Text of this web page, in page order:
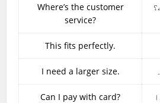
Where’s the customer
service?
This fits perfectly.
I need a larger size.
Can I pay with card?